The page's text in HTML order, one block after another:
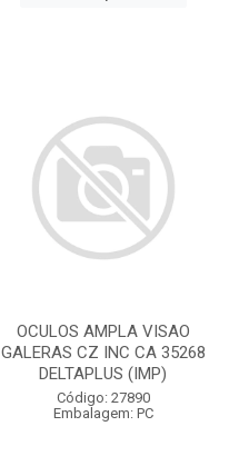
OCULOS AMPLA VISAO
GALERAS CZ INC CA 35268
DELTAPLUS (IMP)
Código: 27890
Embalagem: PC